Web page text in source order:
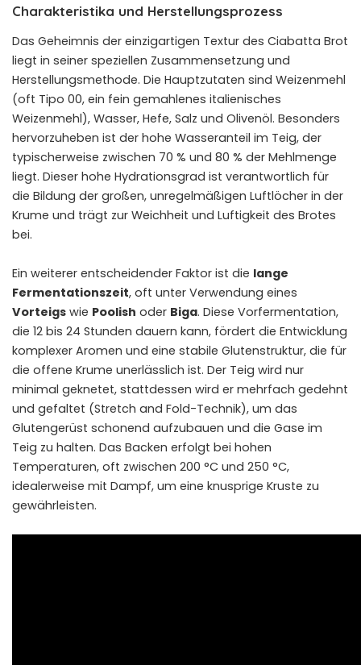
Charakteristika und Herstellungsprozess
Das Geheimnis der einzigartigen Textur des Ciabatta Brot
liegt in seiner speziellen Zusammensetzung und
Herstellungsmethode. Die Hauptzutaten sind Weizenmehl
(oft Tipo 00, ein fein gemahlenes italienisches
Weizenmehl), Wasser, Hefe, Salz und Olivenöl. Besonders
hervorzuheben ist der hohe Wasseranteil im Teig, der
typischerweise zwischen 70 % und 80 % der Mehlmenge
liegt. Dieser hohe Hydrationsgrad ist verantwortlich für
die Bildung der großen, unregelmäßigen Luftlöcher in der
Krume und trägt zur Weichheit und Luftigkeit des Brotes
bei.
Ein weiterer entscheidender Faktor ist die lange
Fermentationszeit, oft unter Verwendung eines
Vorteigs wie Poolish oder Biga. Diese Vorfermentation,
die 12 bis 24 Stunden dauern kann, fördert die Entwicklung
komplexer Aromen und eine stabile Glutenstruktur, die für
die offene Krume unerlässlich ist. Der Teig wird nur
minimal geknetet, stattdessen wird er mehrfach gedehnt
und gefaltet (Stretch and Fold-Technik), um das
Glutengerüst schonend aufzubauen und die Gase im
Teig zu halten. Das Backen erfolgt bei hohen
Temperaturen, oft zwischen 200 °C und 250 °C,
idealerweise mit Dampf, um eine knusprige Kruste zu
gewährleisten.